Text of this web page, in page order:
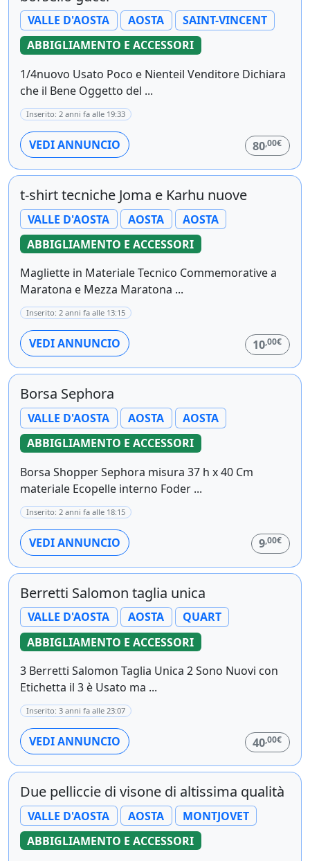
VALLE D'AOSTA AOSTA
SAINT-VINCENT
ABBIGLIAMENTO E ACCESSORI
1/4nuovo Usato Poco e Nienteil Venditore Dichiara
che il Bene Oggetto del ...
Inserito: 2 anni fa alle 19:33
VEDI ANNUNCIO 80,00€
t-shirt tecniche Joma e Karhu nuove
VALLE D'AOSTA AOSTA
AOSTA
ABBIGLIAMENTO E ACCESSORI
Magliette in Materiale Tecnico Commemorative a
Maratona e Mezza Maratona ...
Inserito: 2 anni fa alle 13:15
VEDI ANNUNCIO 10,00€
Borsa Sephora
VALLE D'AOSTA AOSTA
AOSTA
ABBIGLIAMENTO E ACCESSORI
Borsa Shopper Sephora misura 37 h x 40 Cm
materiale Ecopelle interno Foder ...
Inserito: 2 anni fa alle 18:15
VEDI ANNUNCIO 9,00€
Berretti Salomon taglia unica
VALLE D'AOSTA AOSTA
QUART
ABBIGLIAMENTO E ACCESSORI
3 Berretti Salomon Taglia Unica 2 Sono Nuovi con
Etichetta il 3 è Usato ma ...
Inserito: 3 anni fa alle 23:07
VEDI ANNUNCIO 40,00€
Due pelliccie di visone di altissima qualità
VALLE D'AOSTA AOSTA
MONTJOVET
ABBIGLIAMENTO E ACCESSORI